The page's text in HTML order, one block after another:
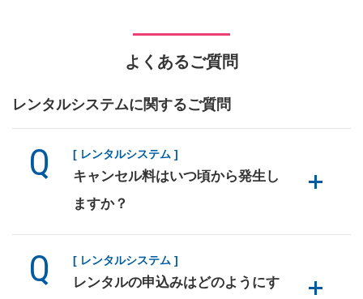
よくあるご質問
レンタルシステムに関するご質問
[ レンタルシステム ]
キャンセル料はいつ頃から発生し
ますか？
[ レンタルシステム ]
レンタルの申込みはどのようにす